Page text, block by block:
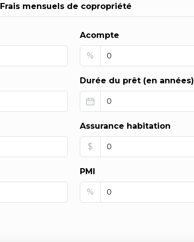
Frais mensuels de copropriété
Acompte
%
Durée du prêt (en années)
Assurance habitation
$
PMI
%